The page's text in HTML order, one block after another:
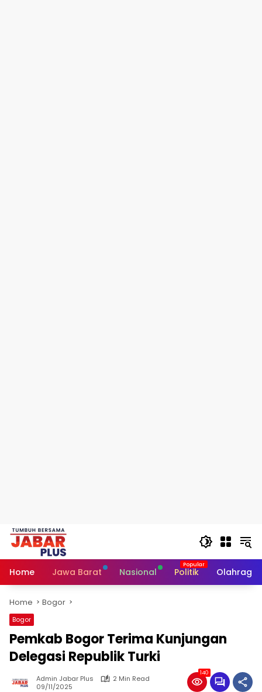
Skip
Home
Jawa Barat Nasional Politik Olahraga
Home Bogor
Bogor
Pemkab Bogor Terima Kunjungan
Delegasi Republik Turki
Admin Jabar Plus
2 Min Read
09/11/2025
140